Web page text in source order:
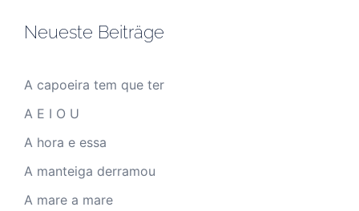
Neueste Beiträge
A capoeira tem que ter
A E I O U
A hora e essa
A manteiga derramou
A mare a mare